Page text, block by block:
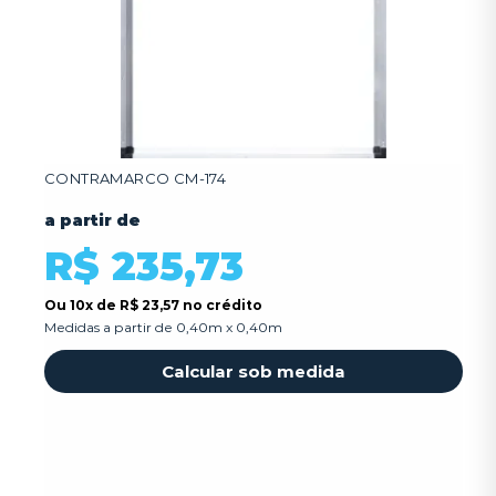
CONTRAMARCO CM-174
a partir de
R$ 235,73
Ou 10x de R$ 23,57 no crédito
Medidas a partir de 0,40m x 0,40m
Calcular sob medida